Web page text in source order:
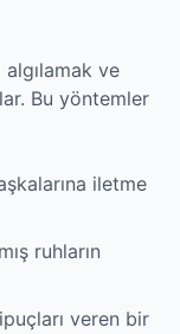
ve
Bu yöntemler
iletme
ruhların
veren bir